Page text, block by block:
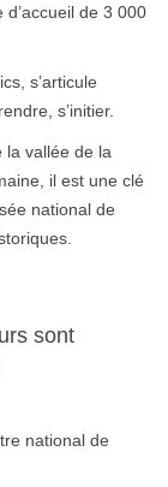
d’accueil de 3 000
s’articule
s’initier.
la vallée de la
il est une clé
national de
sont
national de